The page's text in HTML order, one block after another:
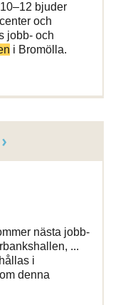
bjuder
och
jobb- och
i Bromölla.
nästa jobb-
...
i
denna